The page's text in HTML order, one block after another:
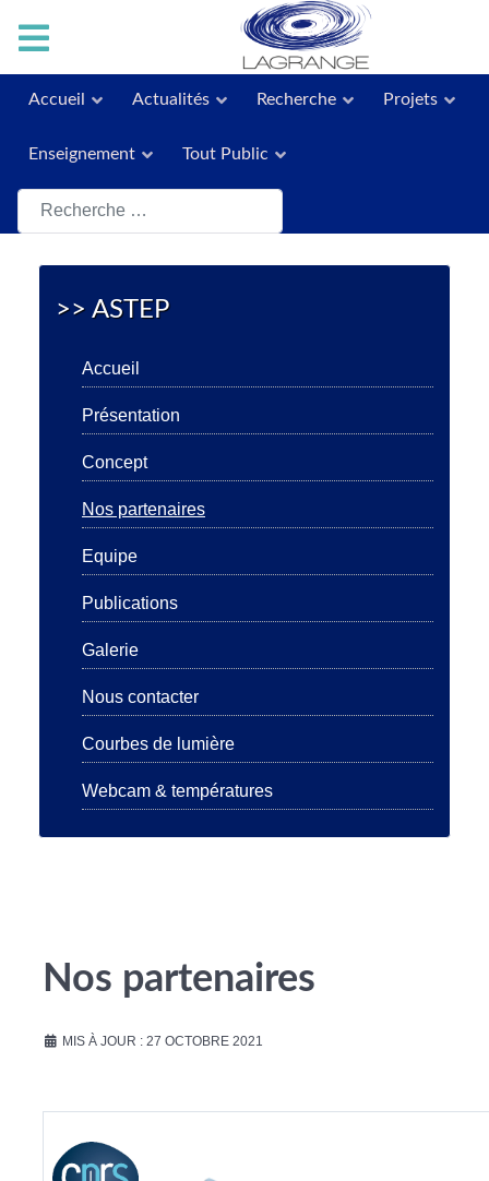
Accueil Actualités Recherche Projets
Enseignement Tout Public
Rechercher
>> ASTEP
Accueil
Présentation
Concept
Nos partenaires
Equipe
Publications
Galerie
Nous contacter
Courbes de lumière
Webcam & températures
Nos partenaires
MIS À JOUR : 27 OCTOBRE 2021